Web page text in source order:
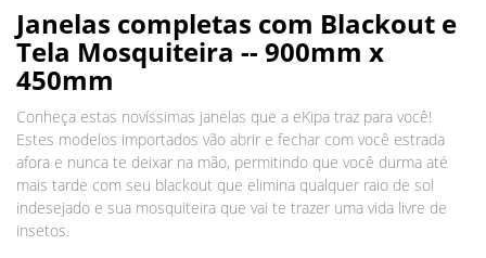
Janelas completas com Blackout e
Tela Mosquiteira -- 900mm x
450mm
Conheça estas novíssimas janelas que a eKipa traz para você!
Estes modelos importados vão abrir e fechar com você estrada
afora e nunca te deixar na mão, permitindo que você durma até
mais tarde com seu blackout que elimina qualquer raio de sol
indesejado e sua mosquiteira que vai te trazer uma vida livre de
insetos.